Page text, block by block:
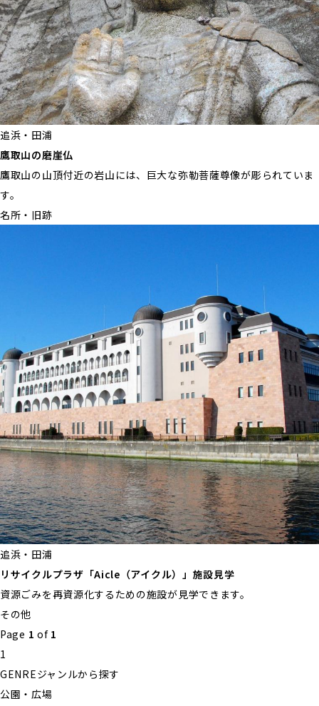
追浜・田浦
鷹取山の磨崖仏
鷹取山の山頂付近の岩山には、巨大な弥勒菩薩尊像が彫られていま
す。
名所・旧跡
追浜・田浦
リサイクルプラザ「Aicle（アイクル）」施設見学
資源ごみを再資源化するための施設が見学できます。
その他
Page 1 of 1
1
GENREジャンルから探す
公園・広場